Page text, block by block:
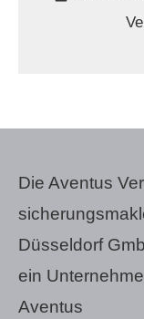
Die Aventus
Düsseldorf
ein
Aventus